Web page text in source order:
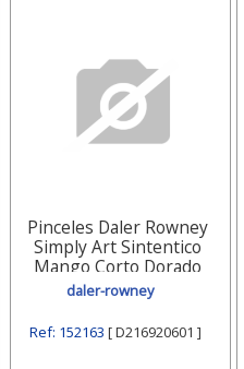
Pinceles Daler Rowney
Simply Art Sintentico
Mango Corto Dorado
Blister De 6 D216920601
Daler-rowney
daler-rowney
Ref: 152163 [ D216920601 ]